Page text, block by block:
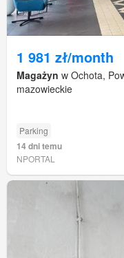
1 981 zł/month
Magażyn w Ochota,
mazowieckie
Parking
14 dni temu
NPORTAL